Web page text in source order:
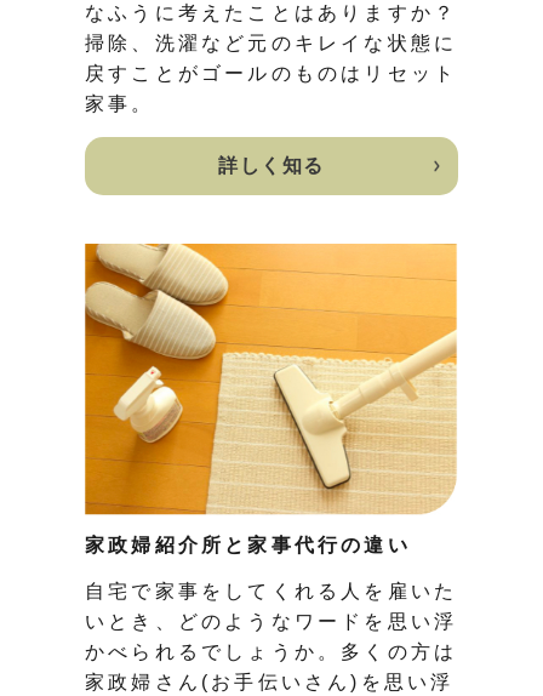
なふうに考えたことはありますか？
掃除、洗濯など元のキレイな状態に
戻すことがゴールのものはリセット
家事。
詳しく知る
家政婦紹介所と家事代行の違い
自宅で家事をしてくれる人を雇いた
いとき、どのようなワードを思い浮
かべられるでしょうか。多くの方は
家政婦さん(お手伝いさん)を思い浮